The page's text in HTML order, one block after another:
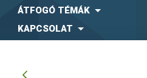
ÁTFOGÓ TÉMÁK
KAPCSOLAT